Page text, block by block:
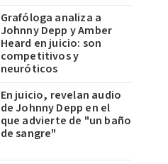
Grafóloga analiza a
Johnny Depp y Amber
Heard en juicio: son
competitivos y
neuróticos
En juicio, revelan audio
de Johnny Depp en el
que advierte de "un baño
de sangre"